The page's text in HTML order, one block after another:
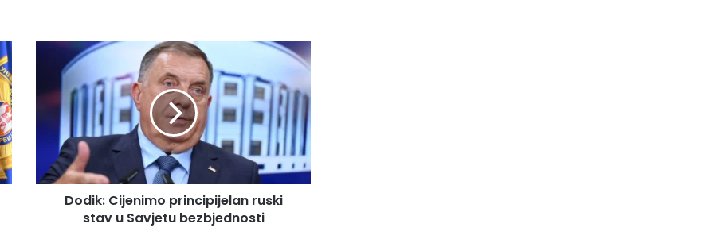
j
Dodik: Cijenimo principijelan ruski
stav u Savjetu bezbjednosti